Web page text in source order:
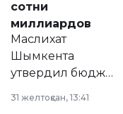
сотни
миллиардов
Маслихат
Шымкента
утвердил бюджет
2028 годы.
31 желтоқсан, 13:41